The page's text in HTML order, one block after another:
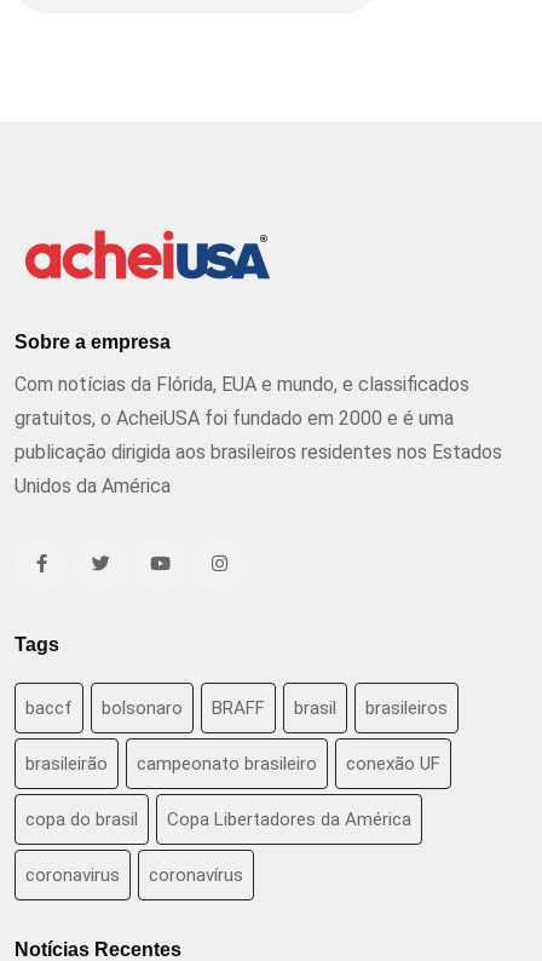
Sobre a empresa
Com notícias da Flórida, EUA e mundo, e classificados
gratuitos, o AcheiUSA foi fundado em 2000 e é uma
publicação dirigida aos brasileiros residentes nos Estados
Unidos da América
Tags
baccf bolsonaro BRAFF brasil brasileiros
brasileirão campeonato brasileiro conexão UF
copa do brasil Copa Libertadores da América
coronavirus coronavírus
Notícias Recentes